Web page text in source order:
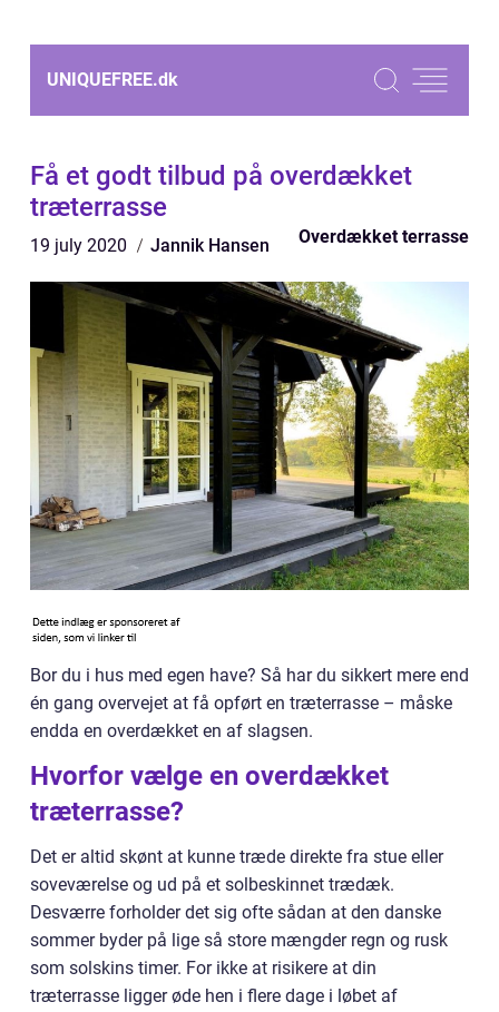
UNIQUEFREE.dk
Få et godt tilbud på overdækket
træterrasse
19 july 2020 Jannik Hansen Overdækket terrasse
Bor du i hus med egen have? Så har du sikkert mere end
én gang overvejet at få opført en træterrasse – måske
endda en overdækket en af slagsen.
Hvorfor vælge en overdækket
træterrasse?
Det er altid skønt at kunne træde direkte fra stue eller
soveværelse og ud på et solbeskinnet trædæk.
Desværre forholder det sig ofte sådan at den danske
sommer byder på lige så store mængder regn og rusk
som solskins timer. For ikke at risikere at din
træterrasse ligger øde hen i flere dage i løbet af